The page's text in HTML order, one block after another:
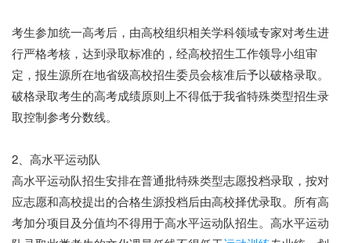
考生参加统一高考后，由高校组织相关学科领域专家对考生进
行严格考核，达到录取标准的，经高校招生工作领导小组审
定，报生源所在地省级高校招生委员会核准后予以破格录取。
破格录取考生的高考成绩原则上不得低于我省特殊类型招生录
取控制参考分数线。
2、高水平运动队
高水平运动队招生安排在普通批特殊类型志愿投档录取，按对
应志愿和高校提出的合格生源投档后由高校择优录取。所有高
考加分项目及分值均不得用于高水平运动队招生。高水平运动